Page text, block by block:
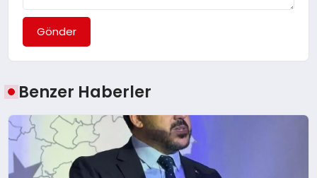
Gönder
Benzer Haberler